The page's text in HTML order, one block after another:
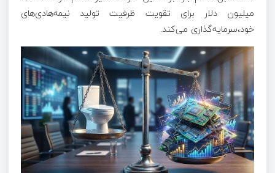
میلیون دلار برای تقویت ظرفیت تولید نیمه‌هادی‌های
خود،سرمایه‌گذاری می‌کند.